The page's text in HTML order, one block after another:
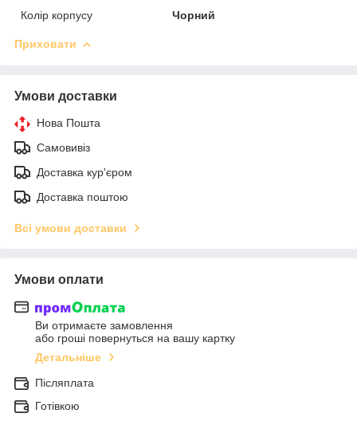
Колір корпусу
Чорний
Приховати
Умови доставки
Нова Пошта
Самовивіз
Доставка кур'єром
Доставка поштою
Всі умови доставки
Умови оплати
Ви отримаєте замовлення
або гроші повернуться на вашу картку
Детальніше
Післяплата
Готівкою